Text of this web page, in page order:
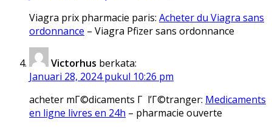
Viagra prix pharmacie paris: Acheter du Viagra sans
ordonnance – Viagra Pfizer sans ordonnance
Victorhus berkata:
Januari 28, 2024 pukul 10:26 pm
acheter mГ©dicaments Г l’Г©tranger: Medicaments
en ligne livres en 24h – pharmacie ouverte